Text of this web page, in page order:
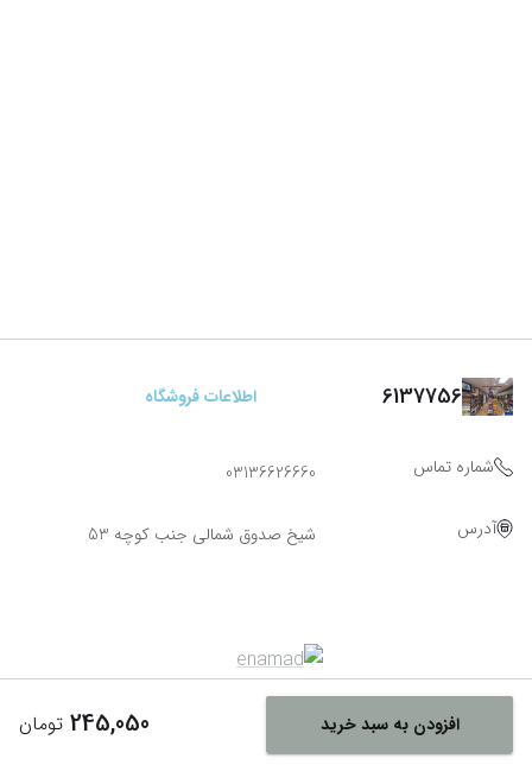
افزودن به سبد خرید 245,050 تومان
6137756 اطلاعات فروشگاه
شماره تماس 03136626660
آدرس شیخ صدوق شمالی جنب کوچه 53